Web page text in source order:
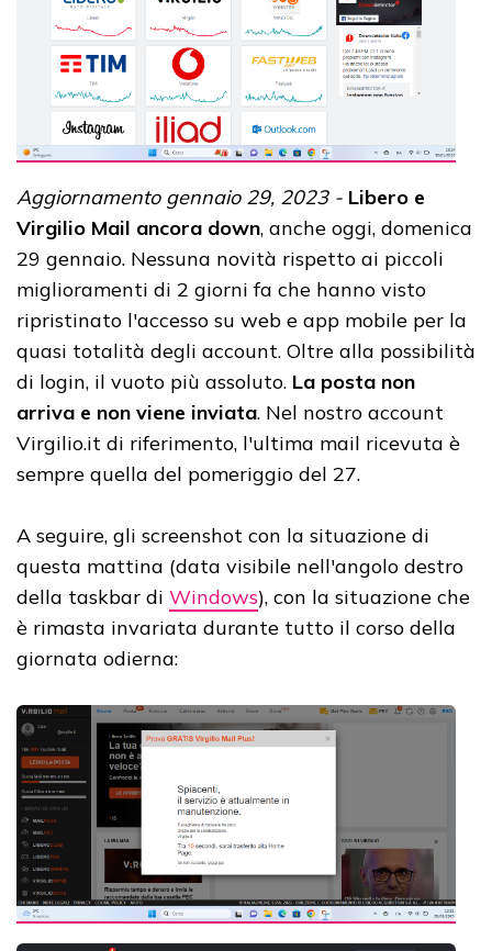
Aggiornamento gennaio 29, 2023 - Libero e
Virgilio Mail ancora down, anche oggi, domenica
29 gennaio. Nessuna novità rispetto ai piccoli
miglioramenti di 2 giorni fa che hanno visto
ripristinato l'accesso su web e app mobile per la
quasi totalità degli account. Oltre alla possibilità
di login, il vuoto più assoluto. La posta non
arriva e non viene inviata. Nel nostro account
Virgilio.it di riferimento, l'ultima mail ricevuta è
sempre quella del pomeriggio del 27.
A seguire, gli screenshot con la situazione di
questa mattina (data visibile nell'angolo destro
della taskbar di Windows), con la situazione che
è rimasta invariata durante tutto il corso della
giornata odierna: